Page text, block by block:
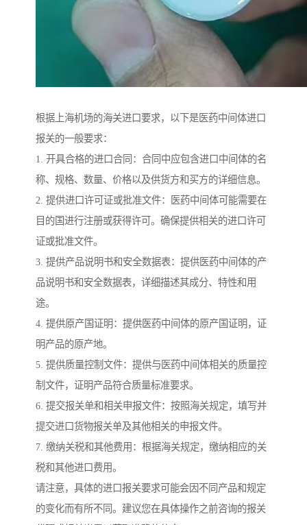
根据上海机场的海关进口要求，以下是医药中间体进口
报关的一般要求：
1. 开具合格的进口合同：合同中应包含进口中间体的名
称、规格、数量、价格以及供货方和买方的详细信息。
2. 提供进口许可证或批准文件：医药中间体可能需要在
目的国进行注册或获得许可。确保提供相关的进口许可
证或批准文件。
3. 提供产品说明书和安全数据表：提供医药中间体的产
品说明书和安全数据表，详细描述其成分、特性和用
途。
4. 提供原产国证明：提供医药中间体的原产国证明，证
明产品的原产地。
5. 提供质量控制文件：提供与医药中间体相关的质量控
制文件，证明产品符合质量标准要求。
6. 提交报关单和相关申报文件：按照海关规定，填写并
提交进口货物报关单及其他相关的申报文件。
7. 缴纳关税和其他费用：根据海关规定，缴纳相应的关
税和其他进口费用。
请注意，具体的进口报关要求可能会因不同产品和规定
的变化而有所不同。建议您在具体操作之前咨询的报关